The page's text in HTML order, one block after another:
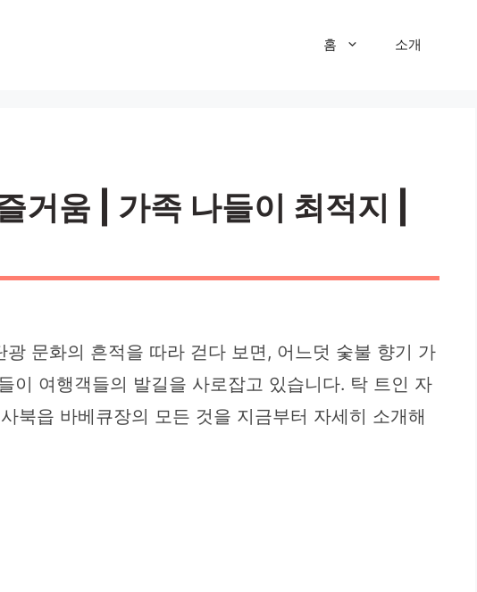
홈 소개
거움 | 가족 나들이 최적지 |
문화의 흔적을 따라 걷다 보면, 어느덧 숯불 향기 가
이 여행객들의 발길을 사로잡고 있습니다. 탁 트인 자
북읍 바베큐장의 모든 것을 지금부터 자세히 소개해